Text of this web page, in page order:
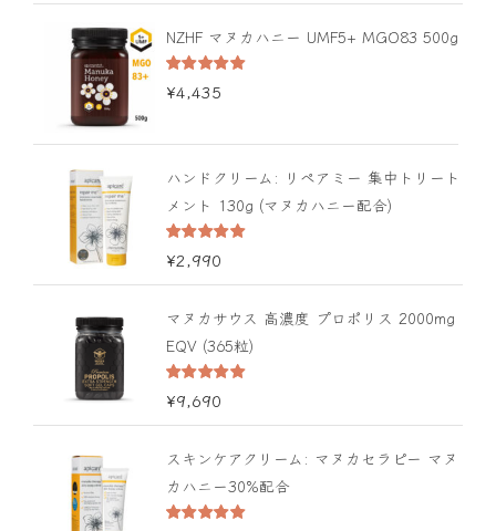
NZHF マヌカハニー UMF5+ MGO83 500g
5段階中
5.00 の評価
¥4,435
ハンドクリーム: リペアミー 集中トリート
メント 130g (マヌカハニー配合)
5段階中
5.00 の評価
¥2,990
マヌカサウス 高濃度 プロポリス 2000mg
EQV (365粒)
5段階中
5.00の評価
¥9,690
スキンケアクリーム: マヌカセラピー マヌ
カハニー30%配合